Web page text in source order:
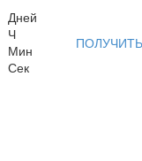
Дней
Ч
Мин
Сек